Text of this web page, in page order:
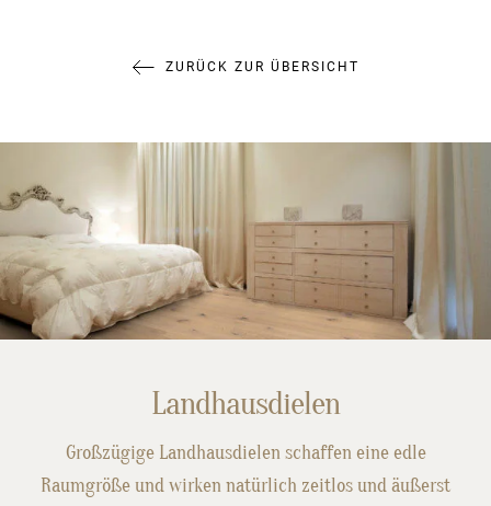
ZURÜCK ZUR ÜBERSICHT
Landhausdielen
Großzügige Landhausdielen schaffen eine edle
Raumgröße und wirken natürlich zeitlos und äußerst